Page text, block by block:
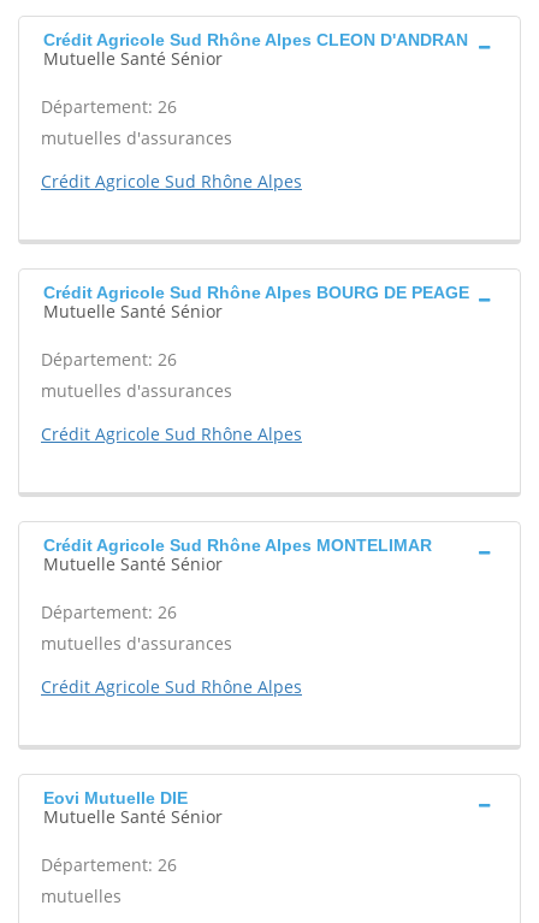
Crédit Agricole Sud Rhône Alpes CLEON D'ANDRAN
Mutuelle Santé Sénior
Département: 26
mutuelles d'assurances
Crédit Agricole Sud Rhône Alpes
Crédit Agricole Sud Rhône Alpes BOURG DE PEAGE
Mutuelle Santé Sénior
Département: 26
mutuelles d'assurances
Crédit Agricole Sud Rhône Alpes
Crédit Agricole Sud Rhône Alpes MONTELIMAR
Mutuelle Santé Sénior
Département: 26
mutuelles d'assurances
Crédit Agricole Sud Rhône Alpes
Eovi Mutuelle DIE
Mutuelle Santé Sénior
Département: 26
mutuelles